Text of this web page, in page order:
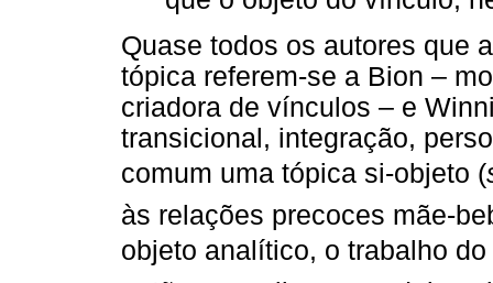
Quase todos os autores que
tópica referem-se a Bion –
criadora de vínculos – e
transicional, integração,
comum uma tópica si-objeto (
às relações precoces mãe-
objeto analítico, o trabalho